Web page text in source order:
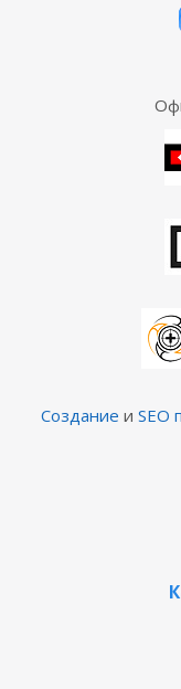
Создание и SEO